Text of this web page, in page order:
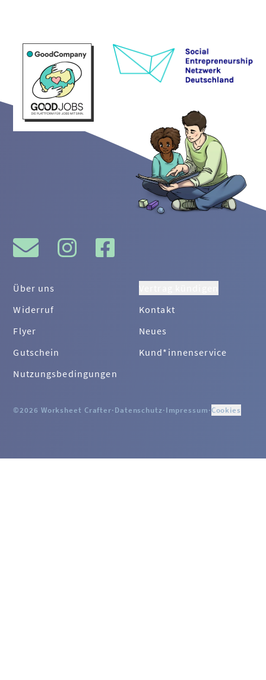
Über uns
Widerruf
Kontakt
Flyer
Neues
Gutschein
Kund*innenservice
Nutzungsbedingungen
©2026 Worksheet Crafter·Datenschutz·Impressum·Cookies